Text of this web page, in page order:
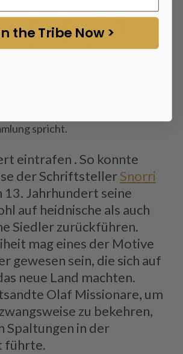
spricht.
eintrafen . So konnte
der SchriftstellerSnorri
13. Jahrhundert seine
auf heidnische als auch
Siedler zurückführen.
mag eines der Motive
gewesen sein, die sich auf
neue Land machten.
Olaf Missionare, um
zu bekehren,
Spaltungen in der
führte.
the Tribe Now >